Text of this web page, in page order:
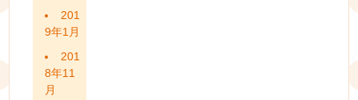
201
9年1月
201
8年11
月